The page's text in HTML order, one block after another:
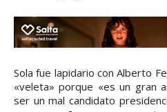
Sola fue lapidario con Alberto
«veleta» porque «es un gran
ser un mal candidato